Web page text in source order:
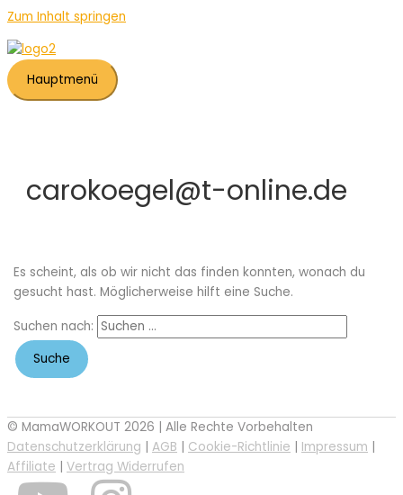
Zum Inhalt springen
Hauptmenü
carokoegel@t-online.de
Es scheint, als ob wir nicht das finden konnten, wonach du
gesucht hast. Möglicherweise hilft eine Suche.
Suchen nach:
© MamaWORKOUT 2026 | Alle Rechte Vorbehalten
Datenschutzerklärung | AGB | Cookie-Richtlinie | Impressum |
Affiliate | Vertrag Widerrufen